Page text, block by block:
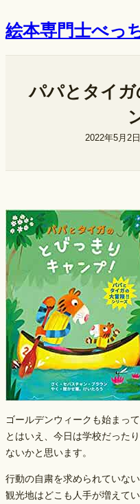
容
絵本専門士べっ
パパとタイ
2022年5月2日
ゴールデンウィークも始まって
とはいえ、今日は学校だった
ないかと思います。
行動の自粛を求められていな
観光地はどこも人手が増えてい